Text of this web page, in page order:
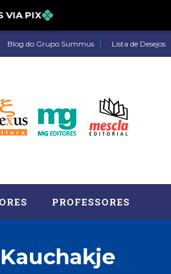
PIX
Blog do Grupo Summus Lista de Desejos
PROFESSORES